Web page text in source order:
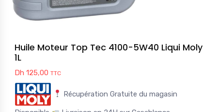
Huile Moteur Top Tec 4100-5W40 Liqui Moly
1L
Dh 125,00 TTC
Récupération Gratuite du magasin